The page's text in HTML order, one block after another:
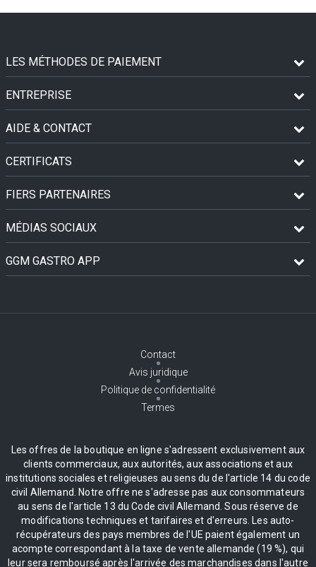
LES MÉTHODES DE PAIEMENT
ENTREPRISE
AIDE & CONTACT
CERTIFICATS
FIERS PARTENAIRES
MÉDIAS SOCIAUX
GGM GASTRO APP
Contact
Avis juridique
Politique de confidentialité
Termes
Les offres de la boutique en ligne s'adressent exclusivement aux
clients commerciaux, aux autorités, aux associations et aux
institutions sociales et religieuses au sens du de l'article 14 du code
civil Allemand. Notre offre ne s'adresse pas aux consommateurs
au sens de l'article 13 du Code civil Allemand. Sous réserve de
modifications techniques et tarifaires et d'erreurs. Les auto-
récupérateurs des pays membres de l'UE paient également un
acompte correspondant à la taxe de vente allemande (19 %), qui
leur sera remboursé après l'arrivée des marchandises dans l'autre